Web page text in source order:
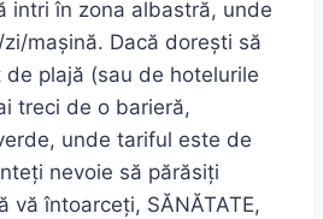
intri în zona albastră, unde
mașină. Dacă dorești să
plajă (sau de hotelurile
treci de o barieră,
unde tariful este de
nevoie să părăsiți
vă întoarceți, SĂNĂTATE,